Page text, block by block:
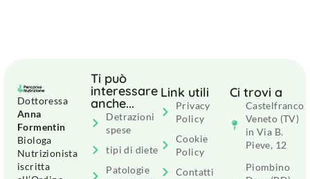
Dottoressa
Anna
Formentin
Biologa
Nutrizionista
iscritta
Ti può
interessare
anche...
Detrazioni
spese
tipi di diete
Patologie
Link utili
Privacy
Policy
Cookie
Policy
Contatti
Ci trovi a
Castelfranco
Veneto (TV)
in Via B.
Pieve, 12
Piombino